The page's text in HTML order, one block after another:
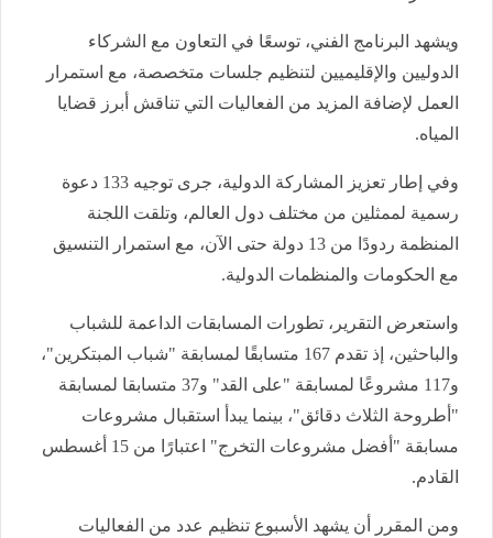
ويشهد البرنامج الفني، توسعًا في التعاون مع الشركاء
الدوليين والإقليميين لتنظيم جلسات متخصصة، مع استمرار
العمل لإضافة المزيد من الفعاليات التي تناقش أبرز قضايا
المياه.
وفي إطار تعزيز المشاركة الدولية، جرى توجيه 133 دعوة
رسمية لممثلين من مختلف دول العالم، وتلقت اللجنة
المنظمة ردودًا من 13 دولة حتى الآن، مع استمرار التنسيق
مع الحكومات والمنظمات الدولية.
واستعرض التقرير، تطورات المسابقات الداعمة للشباب
والباحثين، إذ تقدم 167 متسابقًا لمسابقة "شباب المبتكرين"،
و117 مشروعًا لمسابقة "على القد" و37 متسابقا لمسابقة
"أطروحة الثلاث دقائق"، بينما يبدأ استقبال مشروعات
مسابقة "أفضل مشروعات التخرج" اعتبارًا من 15 أغسطس
القادم.
ومن المقرر أن يشهد الأسبوع تنظيم عدد من الفعاليات